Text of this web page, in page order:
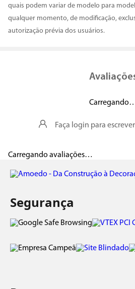
quais podem variar de modelo para
qualquer momento, de modificação,
autorização prévia dos usuários.
Faça login para
Carregando avaliações…
Segurança